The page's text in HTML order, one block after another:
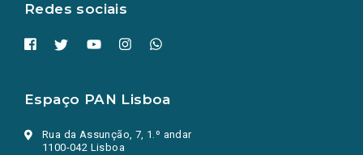
Redes sociais
Espaço PAN Lisboa
Rua da Assunção, 7, 1.º andar
1100-042 Lisboa